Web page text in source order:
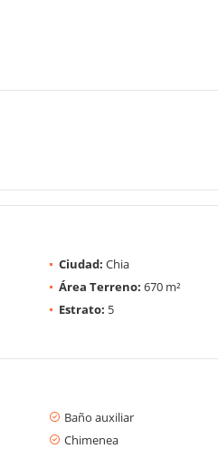
Ciudad: Chia
Área Terreno: 670 m²
Estrato: 5
Baño auxiliar
Chimenea